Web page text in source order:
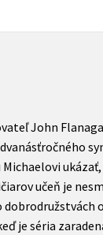
John
učeň je
je séria